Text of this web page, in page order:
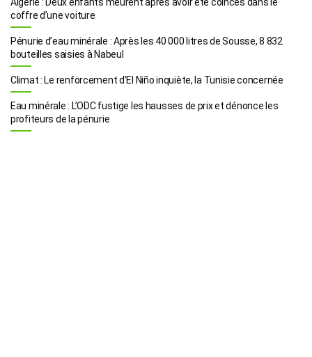
coffre d’une voiture
Pénurie d’eau minérale : Après les 40 000 litres de Sousse, 8 832
bouteilles saisies à Nabeul
Climat : Le renforcement d’El Niño inquiète, la Tunisie concernée
Eau minérale : L’ODC fustige les hausses de prix et dénonce les
profiteurs de la pénurie